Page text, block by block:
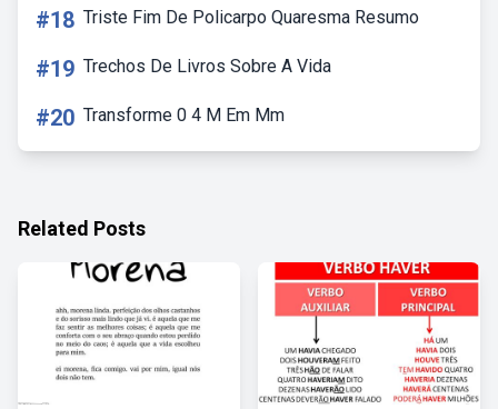
#18 Triste Fim De Policarpo Quaresma Resumo
#19 Trechos De Livros Sobre A Vida
#20 Transforme 0 4 M Em Mm
Related Posts